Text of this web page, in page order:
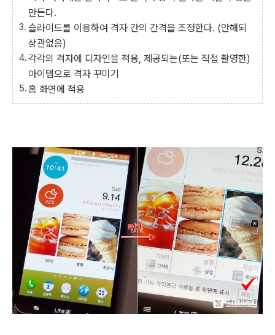
만든다.
슬라이드를 이용하여 격자 간의 간격을 조정한다. (안해되
상관없음)
각각의 격자에 디자인을 적용, 제공되는(또는 직접 촬영한)
아이템으로 격자 꾸미기
홈 화면에 적용